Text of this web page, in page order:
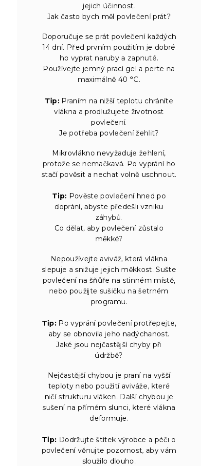
jejich účinnost.
Jak často bych měl povlečení prát?
Doporučuje se prát povlečení každých
14 dní. Před prvním použitím je dobré
ho vyprat naruby a zapnuté.
Používejte jemný prací gel a perte na
maximálně 40 °C.
Tip: Praním na nižší teplotu chráníte
vlákna a prodlužujete životnost
povlečení.
Je potřeba povlečení žehlit?
Mikrovlákno nevyžaduje žehlení,
protože se nemačkavá. Po vyprání ho
stačí pověsit a nechat volně uschnout.
Tip: Pověste povlečení hned po
doprání, abyste předešli vzniku
záhybů.
Co dělat, aby povlečení zůstalo
měkké?
Nepoužívejte aviváž, která vlákna
slepuje a snižuje jejich měkkost. Sušte
povlečení na šňůře na stinném místě,
nebo použijte sušičku na šetrném
programu.
Tip: Po vyprání povlečení protřepejte,
aby se obnovila jeho nadýchanost.
Jaké jsou nejčastější chyby při
údržbě?
Nejčastější chybou je praní na vyšší
teploty nebo použití aviváže, které
ničí strukturu vláken. Další chybou je
sušení na přímém slunci, které vlákna
deformuje.
Tip: Dodržujte štítek výrobce a péči o
povlečení věnujte pozornost, aby vám
sloužilo dlouho.